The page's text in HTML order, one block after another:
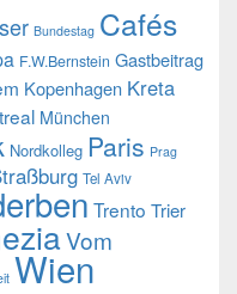
Bundestag Cafés
F.W.Bernstein Gastbeitrag
Kopenhagen Kreta
München
Nordkolleg Paris Prag
Tel Aviv
Trento Trier
Vom
Wien